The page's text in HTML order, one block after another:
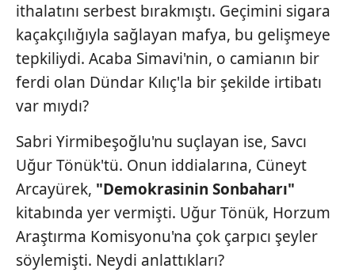
ithalatını serbest bırakmıştı. Geçimini sigara
kaçakçılığıyla sağlayan mafya, bu gelişmeye
tepkiliydi. Acaba Simavi'nin, o camianın bir
ferdi olan Dündar Kılıç'la bir şekilde irtibatı
var mıydı?
Sabri Yirmibeşoğlu'nu suçlayan ise, Savcı
Uğur Tönük'tü. Onun iddialarına, Cüneyt
Arcayürek, "Demokrasinin Sonbaharı"
kitabında yer vermişti. Uğur Tönük, Horzum
Araştırma Komisyonu'na çok çarpıcı şeyler
söylemişti. Neydi anlattıkları?